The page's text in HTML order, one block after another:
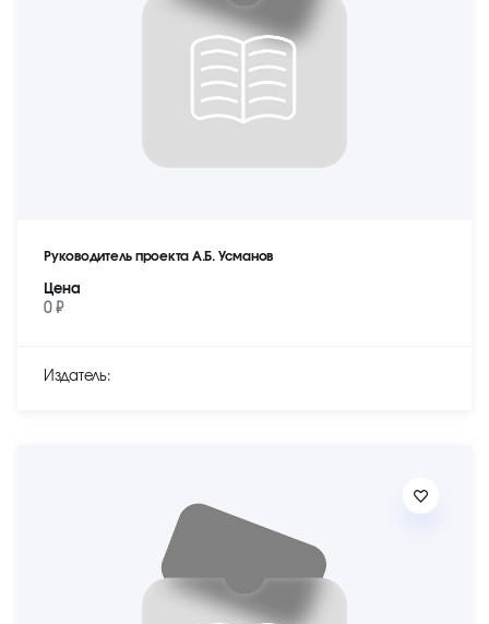
Руководитель проекта А.Б. Усманов
Цена
0 ₽
Издатель: